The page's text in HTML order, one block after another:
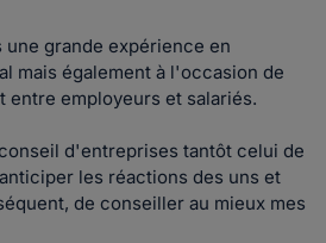
grande expérience en
mais également à l'occasion de
entre employeurs et salariés.
d'entreprises tantôt celui de
les réactions des uns et
de conseiller au mieux mes